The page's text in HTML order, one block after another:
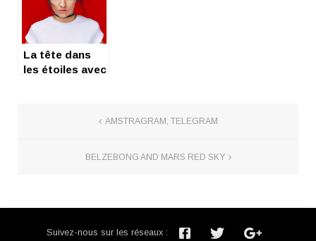
La tête dans
les étoiles avec
AMSTRAGRAM, TELEGRAM
BELZEBONG AND MARS RED SKY
Suivez-nous sur les réseaux :